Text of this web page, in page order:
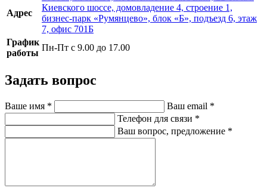
Адрес
Киевского шоссе, домовладение 4, строение 1,
бизнес-парк «Румянцево», блок «Б», подъезд 6, этаж
7, офис 701Б
График
работы
Пн-Пт с 9.00 до 17.00
Задать вопрос
Ваше имя * Ваш email *
Телефон для связи *
Ваш вопрос, предложение *